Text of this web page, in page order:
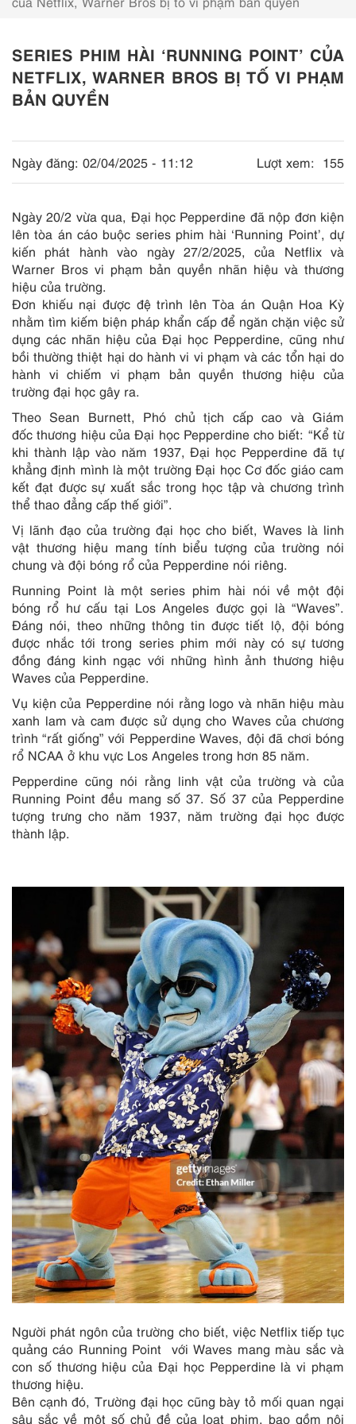
SERIES PHIM HÀI ‘RUNNING POINT’ CỦA
NETFLIX, WARNER BROS BỊ TỐ VI PHẠM
BẢN QUYỀN
Ngày đăng: 02/04/2025 - 11:12 Lượt xem: 155
Ngày 20/2 vừa qua, Đại học Pepperdine đã nộp đơn kiện
lên tòa án cáo buộc series phim hài ‘Running Point’, dự
kiến ​​​​phát hành vào ngày 27/2/2025, của Netflix và
Warner Bros vi phạm bản quyền nhãn hiệu và thương
hiệu của trường.
Đơn khiếu nại được đệ trình lên Tòa án Quận Hoa Kỳ
nhằm tìm kiếm biện pháp khẩn cấp để ngăn chặn việc sử
dụng các nhãn hiệu của Đại học Pepperdine, cũng như
bồi thường thiệt hại do hành vi vi phạm và các tổn hại do
hành vi chiếm vi phạm bản quyền thương hiệu của
trường đại học gây ra.
Theo Sean Burnett, Phó chủ tịch cấp cao và Giám
đốc thương hiệu của Đại học Pepperdine cho biết: “Kể từ
khi thành lập vào năm 1937, Đại học Pepperdine đã tự
khẳng định mình là một trường Đại học Cơ đốc giáo cam
kết đạt được sự xuất sắc trong học tập và chương trình
thể thao đẳng cấp thế giới”.
Vị lãnh đạo của trường đại học cho biết, Waves là linh
vật thương hiệu mang tính biểu tượng của trường nói
chung và đội bóng rổ của Pepperdine nói riêng.
Running Point là một series phim hài nói về một đội
bóng rổ hư cấu tại Los Angeles được gọi là “Waves”.
Đáng nói, theo những thông tin được tiết lộ, đội bóng
được nhắc tới trong series phim mới này có sự tương
đồng đáng kinh ngạc với những hình ảnh thương hiệu
Waves của Pepperdine.
Vụ kiện của Pepperdine nói rằng logo và nhãn hiệu màu
xanh lam và cam được sử dụng cho Waves của chương
trình “rất giống” với Pepperdine Waves, đội đã chơi bóng
rổ NCAA ở khu vực Los Angeles trong hơn 85 năm.
Pepperdine cũng nói rằng linh vật của trường và của
Running Point đều mang số 37. Số 37 của Pepperdine
tượng trưng cho năm 1937, năm trường đại học được
thành lập.
Người phát ngôn của trường cho biết, việc Netflix tiếp tục
quảng cáo Running Point với Waves mang màu sắc và
con số thương hiệu của Đại học Pepperdine là vi phạm
thương hiệu.
Bên cạnh đó, Trường đại học cũng bày tỏ mối quan ngại
sâu sắc về một số chủ đề của loạt phim, bao gồm nội